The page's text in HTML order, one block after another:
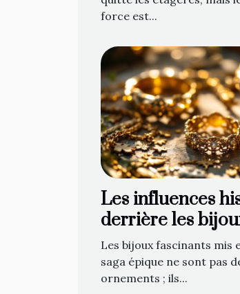
force est...
Les influences
derrière les
saga épique
Les bijoux fascinants mis
saga épique ne sont pas
ornements ; ils...